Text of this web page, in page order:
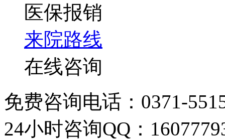
医保报销
来院路线
在线咨询
免费咨询电话：0371-
24小时咨询QQ：